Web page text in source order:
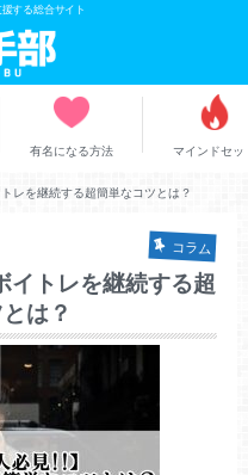
する総合サイト
有名になる方法 マインドセッ
レを継続する超簡単なコツとは？
コラム
イトレを継続する超
は？